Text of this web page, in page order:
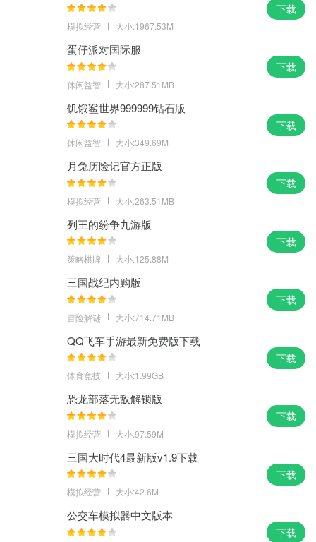
模拟经营 大小:1967.53M
下载
蛋仔派对国际服
休闲益智 大小:287.51MB
下载
饥饿鲨世界999999钻石版
休闲益智 大小:349.69M
下载
月兔历险记官方正版
模拟经营 大小:263.51MB
下载
列王的纷争九游版
策略棋牌 大小:125.88M
下载
三国战纪内购版
冒险解谜 大小:714.71MB
下载
QQ飞车手游最新免费版下载
体育竞技 大小:1.99GB
下载
恐龙部落无敌解锁版
模拟经营 大小:97.59M
下载
三国大时代4最新版v1.9下载
模拟经营 大小:42.6M
下载
公交车模拟器中文版本
下载